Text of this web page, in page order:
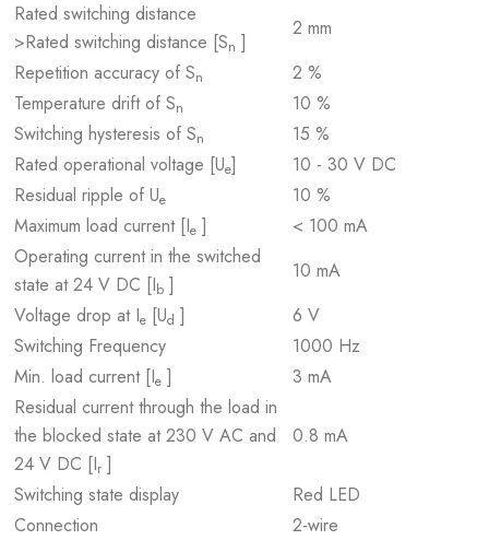
Rated switching distance
>Rated switching distance [Sn ]
2 mm
Repetition accuracy of Sn
2 %
Temperature drift of Sn
10 %
Switching hysteresis of Sn
15 %
Rated operational voltage [Ue]
10 - 30 V DC
Residual ripple of Ue
10 %
Maximum load current [Ie ]
< 100 mA
Operating current in the switched
state at 24 V DC [Ib ]
10 mA
Voltage drop at Ie [Ud ]
6 V
Switching Frequency
1000 Hz
Min. load current [Ie ]
3 mA
Residual current through the load in
the blocked state at 230 V AC and
24 V DC [Ir ]
0.8 mA
Switching state display
Red LED
Connection
2-wire